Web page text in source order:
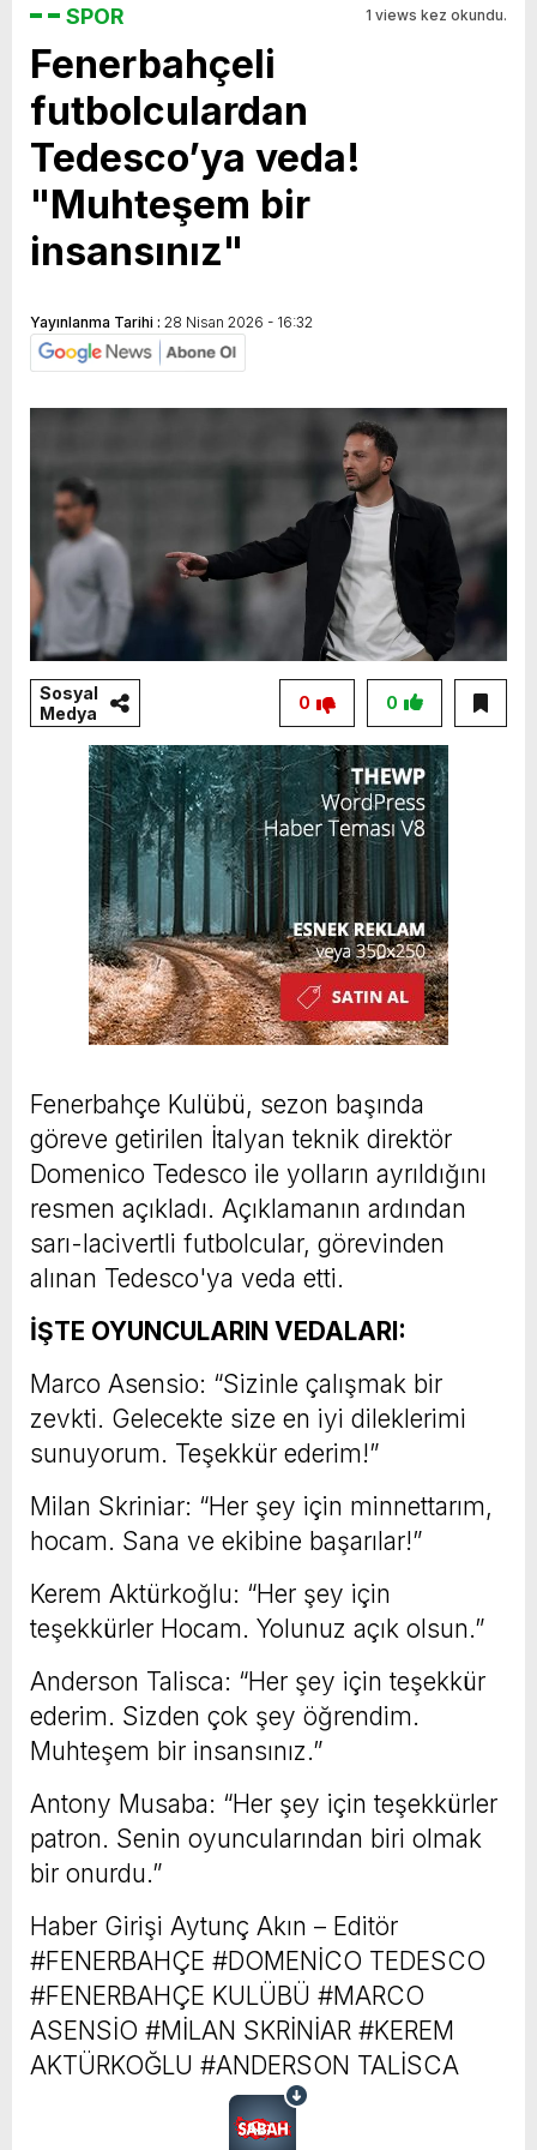
SPOR 1 views kez okundu.
Fenerbahçeli
futbolculardan
Tedesco’ya veda!
"Muhteşem bir
insansınız"
Yayınlanma Tarihi : 28 Nisan 2026 - 16:32
Sosyal
Medya
0
0
Fenerbahçe Kulübü, sezon başında
göreve getirilen İtalyan teknik direktör
Domenico Tedesco ile yolların ayrıldığını
resmen açıkladı. Açıklamanın ardından
sarı-lacivertli futbolcular, görevinden
alınan Tedesco'ya veda etti.
İŞTE OYUNCULARIN VEDALARI:
Marco Asensio: “Sizinle çalışmak bir
zevkti. Gelecekte size en iyi dileklerimi
sunuyorum. Teşekkür ederim!”
Milan Skriniar: “Her şey için minnettarım,
hocam. Sana ve ekibine başarılar!”
Kerem Aktürkoğlu: “Her şey için
teşekkürler Hocam. Yolunuz açık olsun.”
Anderson Talisca: “Her şey için teşekkür
ederim. Sizden çok şey öğrendim.
Muhteşem bir insansınız.”
Antony Musaba: “Her şey için teşekkürler
patron. Senin oyuncularından biri olmak
bir onurdu.”
Haber Girişi Aytunç Akın – Editör
#FENERBAHÇE #DOMENİCO TEDESCO
#FENERBAHÇE KULÜBÜ #MARCO
ASENSİO #MİLAN SKRİNİAR #KEREM
AKTÜRKOĞLU #ANDERSON TALİSCA